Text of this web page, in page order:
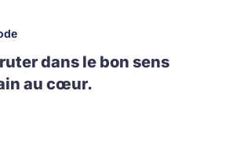
dans le bon sens
au cœur.